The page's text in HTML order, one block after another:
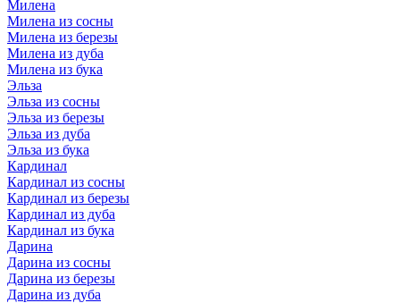
Милена
Милена из сосны
Милена из березы
Милена из дуба
Милена из бука
Эльза
Эльза из сосны
Эльза из березы
Эльза из дуба
Эльза из бука
Кардинал
Кардинал из сосны
Кардинал из березы
Кардинал из дуба
Кардинал из бука
Дарина
Дарина из сосны
Дарина из березы
Дарина из дуба